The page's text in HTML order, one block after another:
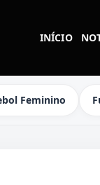
INÍCIO
Feminino